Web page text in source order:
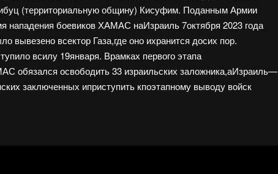
(территориальную общину) Кисуфим. Поданным Армии
нападения боевиков ХАМАС наИзраиль 7октября 2023 года
вывезено всектор Газа,где оно ихранится досих пор.
всилу 19января. Врамках первого этапа
обязался освободить 33 израильских заложника,аИзраиль—
заключенных иприступить кпоэтапному выводу войск